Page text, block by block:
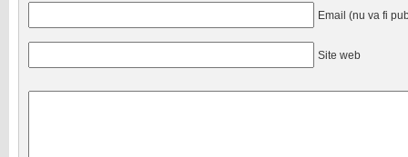
Email (nu va fi
Site web